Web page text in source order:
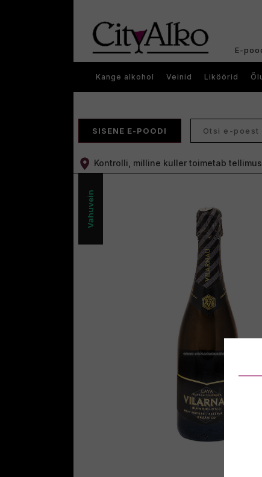
E-
Kange alkohol Veinid Liköörid
SISENE E-POODI
Kontrolli, milline kuller toimetab
Vahuvein